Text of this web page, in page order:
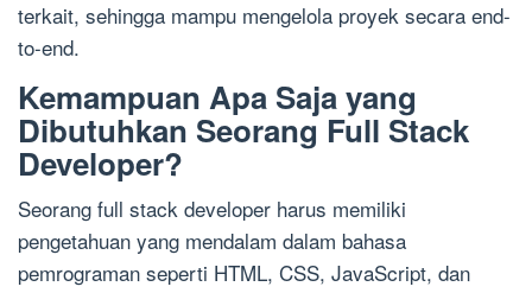
terkait, sehingga mampu mengelola proyek secara end-
to-end.
Kemampuan Apa Saja yang
Dibutuhkan Seorang Full Stack
Developer?
Seorang full stack developer harus memiliki
pengetahuan yang mendalam dalam bahasa
pemrograman seperti HTML, CSS, JavaScript, dan